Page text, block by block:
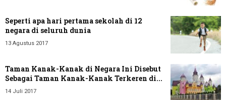
Seperti apa hari pertama sekolah di 12
negara di seluruh dunia
13 Agustus 2017
Taman Kanak-Kanak di Negara Ini Disebut
Sebagai Taman Kanak-Kanak Terkeren di...
14 Juli 2017